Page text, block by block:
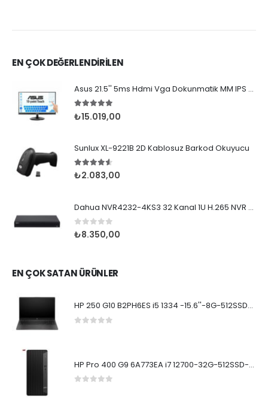
EN ÇOK DEĞERLENDİRİLEN
Asus 21.5'' 5ms Hdmi Vga Dokunmatik MM IPS (VT229H)
5.00 5 üzerinden
₺15.019,00
Sunlux XL-9221B 2D Kablosuz Barkod Okuyucu
4.505 üzerinden
₺2.083,00
Dahua NVR4232-4KS3 32 Kanal 1U H.265 NVR 2x20TB
0 5 üzerinden
₺8.350,00
EN ÇOK SATAN ÜRÜNLER
HP 250 G10 B2PH6ES i5 1334 -15.6''-8G-512SSD-Dos
HP Pro 400 G9 6A773EA i7 12700-32G-512SSD-W11Pro